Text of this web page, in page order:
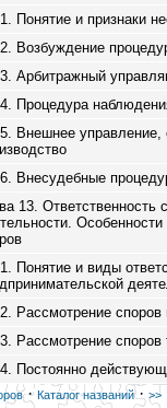
Понятие и признаки
Возбуждение
Арбитражный
Процедура
Внешнее управление,
Внесудебные
13. Ответственность
Понятие и виды
Рассмотрение
Рассмотрение споров
Постоянно
·Каталог названий· >>